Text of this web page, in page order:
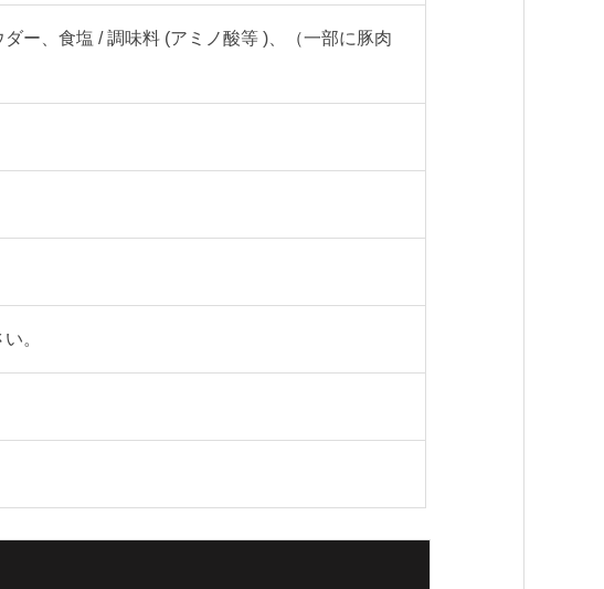
ダー 、食塩 / 調味料 (アミノ酸等 )、（一部に豚肉
。